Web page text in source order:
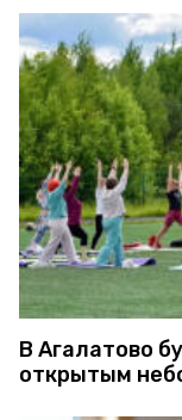
В Агалатово
открытым